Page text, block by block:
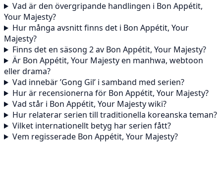
Vad är den övergripande handlingen i Bon Appétit,
Your Majesty?
Hur många avsnitt finns det i Bon Appétit, Your
Majesty?
Finns det en säsong 2 av Bon Appétit, Your Majesty?
Är Bon Appétit, Your Majesty en manhwa, webtoon
eller drama?
Vad innebär ’Gong Gil’ i samband med serien?
Hur är recensionerna för Bon Appétit, Your Majesty?
Vad står i Bon Appétit, Your Majesty wiki?
Hur relaterar serien till traditionella koreanska teman?
Vilket internationellt betyg har serien fått?
Vem regisserade Bon Appétit, Your Majesty?